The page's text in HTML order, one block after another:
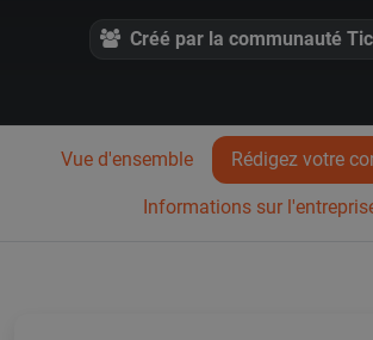
Créé par la communauté
Vue d'ensemble Rédigez votre
Informations sur